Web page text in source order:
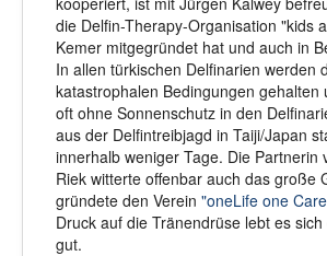
die Delfin-Therapy-Organisation "kids
Kemer mitgegründet hat und auch in
In allen türkischen Delfinarien werden
katastrophalen Bedingungen gehalten
oft ohne Sonnenschutz in den
aus der Delfintreibjagd in Taiji/Japan
innerhalb weniger Tage. Die Partnerin
Riek witterte offenbar auch das große
gründete den Verein "oneLife one
Druck auf die Tränendrüse lebt es
gut.